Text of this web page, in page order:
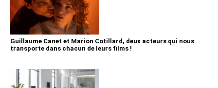
Guillaume Canet et Marion Cotillard, deux acteurs qui nous
transporte dans chacun de leurs films !